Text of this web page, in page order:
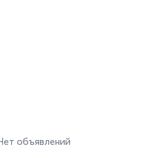
объявлений